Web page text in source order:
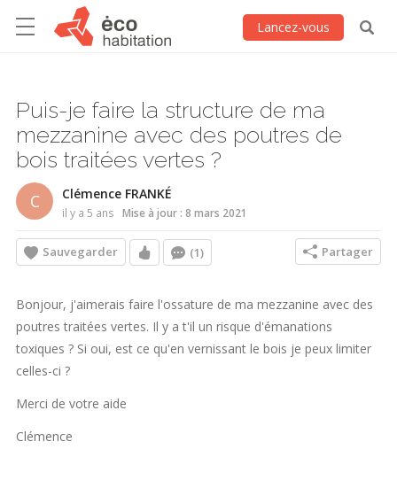
Lancez-vous
Puis-je faire la structure de ma
mezzanine avec des poutres de
bois traitées vertes ?
C Clémence FRANKÉ
il y a 5 ans Mise à jour : 8 mars 2021
Sauvegarder (1) Partager
Bonjour, j'aimerais faire l'ossature de ma mezzanine avec des
poutres traitées vertes. Il y a t'il un risque d'émanations
toxiques ? Si oui, est ce qu'en vernissant le bois je peux limiter
celles-ci ?
Merci de votre aide
Clémence